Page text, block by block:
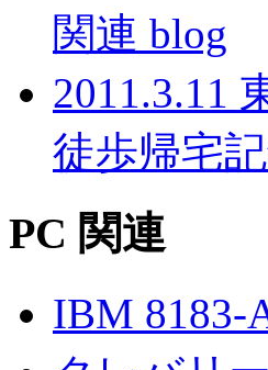
関連 blog
2011.3.11
徒歩帰宅
PC 関連
IBM 8183-